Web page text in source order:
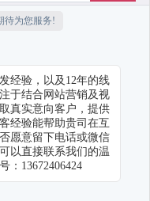
小红书代运营